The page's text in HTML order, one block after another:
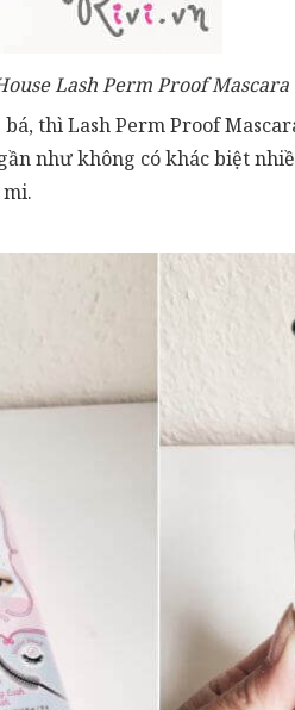
Lash Perm Proof Mascara
thì Lash Perm Proof
như không có khác biệt